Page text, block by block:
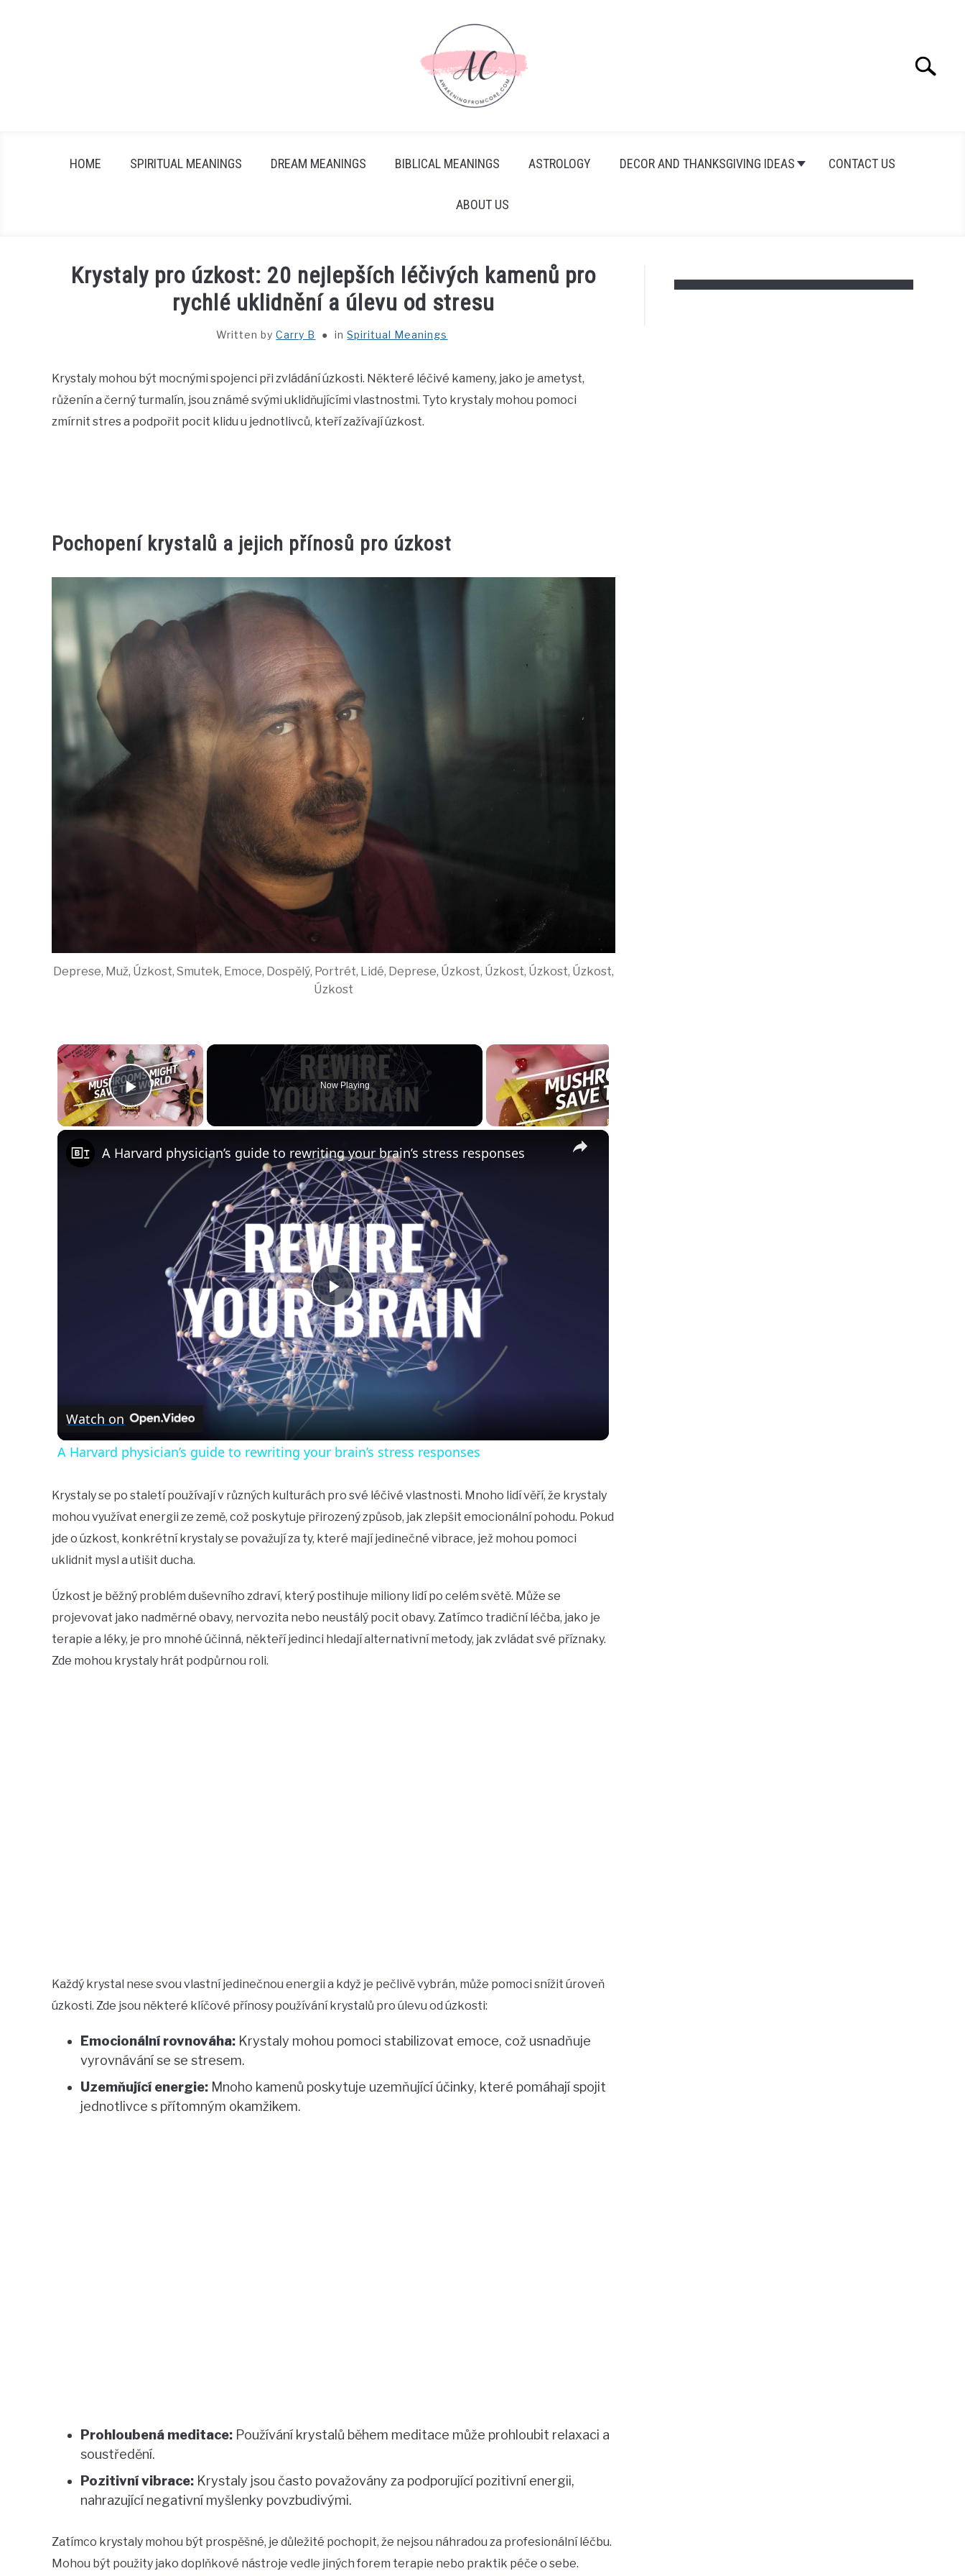
Search
HOME SPIRITUAL MEANINGS DREAM MEANINGS BIBLICAL MEANINGS ASTROLOGY DECOR AND THANKSGIVING IDEAS CONTACT US
ABOUT US
Krystaly pro úzkost: 20 nejlepších léčivých kamenů pro
rychlé uklidnění a úlevu od stresu
Written byCarry B inSpiritual Meanings
Krystaly mohou být mocnými spojenci při zvládání úzkosti. Některé léčivé kameny, jako je ametyst,
růženín a černý turmalín, jsou známé svými uklidňujícími vlastnostmi. Tyto krystaly mohou pomoci
zmírnit stres a podpořit pocit klidu u jednotlivců, kteří zažívají úzkost.
Pochopení krystalů a jejich přínosů pro úzkost
Deprese, Muž, Úzkost, Smutek, Emoce, Dospělý, Portrét, Lidé, Deprese, Úzkost, Úzkost, Úzkost, Úzkost,
Úzkost
×
Play Video
Now Playing
×
Play
Video
A Harvard physician’s guide to rewriting your brain’s stress responses
Watch on
A Harvard physician’s guide to rewriting your brain’s stress responses
Krystaly se po staletí používají v různých kulturách pro své léčivé vlastnosti. Mnoho lidí věří, že krystaly
mohou využívat energii ze země, což poskytuje přirozený způsob, jak zlepšit emocionální pohodu. Pokud
jde o úzkost, konkrétní krystaly se považují za ty, které mají jedinečné vibrace, jež mohou pomoci
uklidnit mysl a utišit ducha.
Úzkost je běžný problém duševního zdraví, který postihuje miliony lidí po celém světě. Může se
projevovat jako nadměrné obavy, nervozita nebo neustálý pocit obavy. Zatímco tradiční léčba, jako je
terapie a léky, je pro mnohé účinná, někteří jedinci hledají alternativní metody, jak zvládat své příznaky.
Zde mohou krystaly hrát podpůrnou roli.
Každý krystal nese svou vlastní jedinečnou energii a když je pečlivě vybrán, může pomoci snížit úroveň
úzkosti. Zde jsou některé klíčové přínosy používání krystalů pro úlevu od úzkosti:
Emocionální rovnováha: Krystaly mohou pomoci stabilizovat emoce, což usnadňuje
vyrovnávání se se stresem.
Uzemňující energie: Mnoho kamenů poskytuje uzemňující účinky, které pomáhají spojit
jednotlivce s přítomným okamžikem.
Prohloubená meditace: Používání krystalů během meditace může prohloubit relaxaci a
soustředění.
Pozitivní vibrace: Krystaly jsou často považovány za podporující pozitivní energii,
nahrazující negativní myšlenky povzbudivými.
Zatímco krystaly mohou být prospěšné, je důležité pochopit, že nejsou náhradou za profesionální léčbu.
Mohou být použity jako doplňkové nástroje vedle jiných forem terapie nebo praktik péče o sebe.